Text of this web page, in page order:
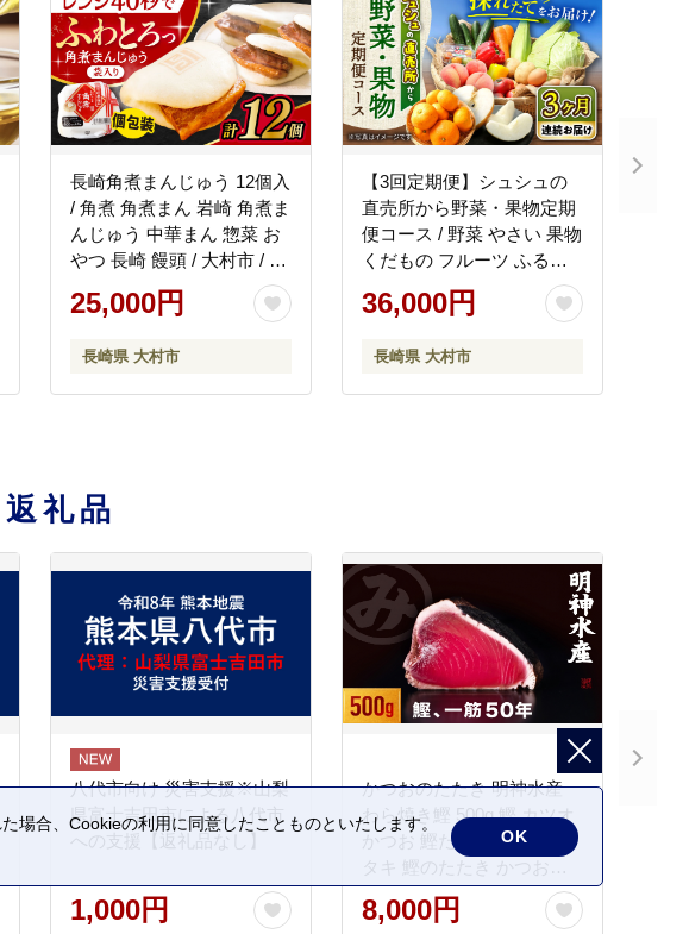
長崎角煮まんじゅう 12個入
/ 角煮 角煮まん 岩崎 角煮ま
んじゅう 中華まん 惣菜 お
やつ 長崎 饅頭 / 大村市 / 岩
崎本舗[ACAH006]
25,000円
長崎県 大村市
【3回定期便】シュシュの
直売所から野菜・果物定期
便コース / 野菜 やさい 果物
くだもの フルーツ ふるー
つ 産地直送 フルーツ定期
便 / 大村市 / おおむら夢フ
36,000円
長崎県 大村市
礼品
八代市向け 災害支援※山梨
県富士吉田市による八代市
への支援【返礼品なし】
1,000円
かつおのたたき 明神水産
わら焼き鰹 500g 鰹 カツオ
かつお 鰹たたき かつおタ
タキ 鰹のたたき かつおの
タタキ 藁焼き わら焼き 魚
さかな 海鮮 刺身 お刺身 冷
8,000円
場合、Cookieの利用に同意したことものといたします。
OK